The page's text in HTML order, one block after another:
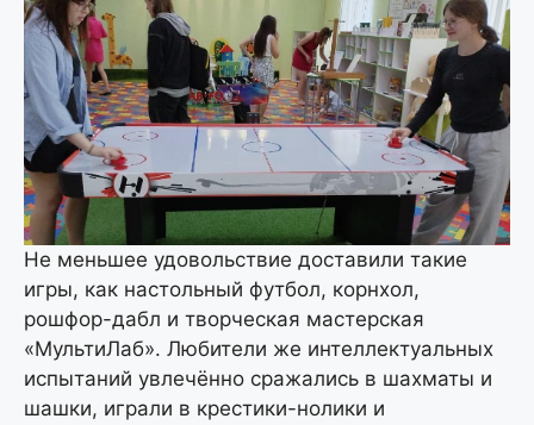
Не меньшее удовольствие доставили такие
игры, как настольный футбол, корнхол,
рошфор-дабл и творческая мастерская
«МультиЛаб». Любители же интеллектуальных
испытаний увлечённо сражались в шахматы и
шашки, играли в крестики-нолики и